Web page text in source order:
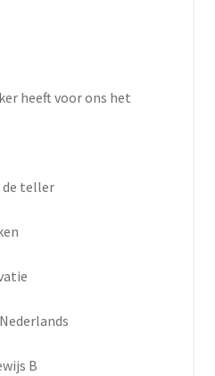
heeft voor ons het
de teller
B